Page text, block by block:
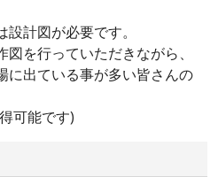
計図が必要です。
を行っていただきながら、
に出ている事が多い皆さんの
可能です)